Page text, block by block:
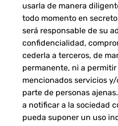
usarla de manera
todo momento en
será responsable de su
confidencialidad,
cederla a terceros, de
permanente, ni a permitir
mencionados servicios
parte de personas
a notificar a la sociedad
pueda suponer un uso